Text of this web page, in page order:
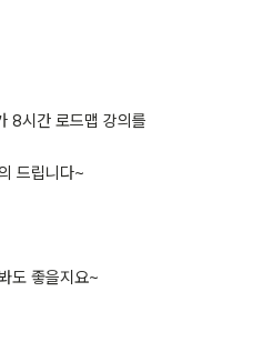
8시간 로드맵 강의를
드립니다~
도 좋을지요~